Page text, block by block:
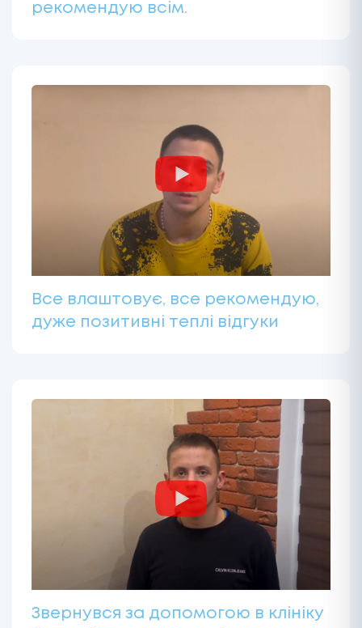
рекомендую всім.
Все влаштовує, все рекомендую,
дуже позитивні теплі відгуки
Звернувся за допомогою в клініку